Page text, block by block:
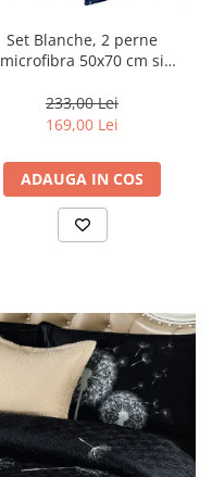
Set Blanche, 2 perne
microfibra 50x70 cm si
200x220 cm-BQ2
233,00 Lei
169,00 Lei
ADAUGA IN COS